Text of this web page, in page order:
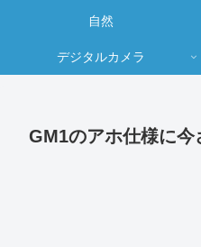
自然
デジタルカメラ
GM1のアホ仕様に今